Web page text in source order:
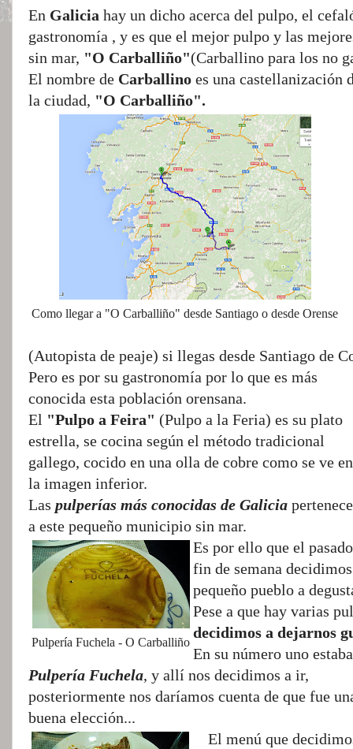
En Galicia hay un dicho acerca del pulpo, el
gastronomía , y es que el mejor pulpo y las
sin mar, "O Carballiño"(Carballino para los no
El nombre de Carballino es una castellanización
la ciudad, "O Carballiño".
Como llegar a "O Carballiño" desde Santiago o desde Orense
(Autopista de peaje) si llegas desde Santiago de
Pero es por su gastronomía por lo que es más
conocida esta población orensana.
El "Pulpo a Feira" (Pulpo a la Feria) es su plato
estrella, se cocina según el método tradicional
gallego, cocido en una olla de cobre como se ve en
la imagen inferior.
Las pulperías más conocidas de Galicia
a este pequeño municipio sin mar.
Pulpería Fuchela - O Carballiño
Es por ello que el pasado
fin de semana
pequeño pueblo a
Pese a que hay varias
decidimos a dejarnos
En su número uno
Pulpería Fuchela, y allí nos decidimos a ir,
posteriormente nos daríamos cuenta de que fue
buena elección...
El menú que